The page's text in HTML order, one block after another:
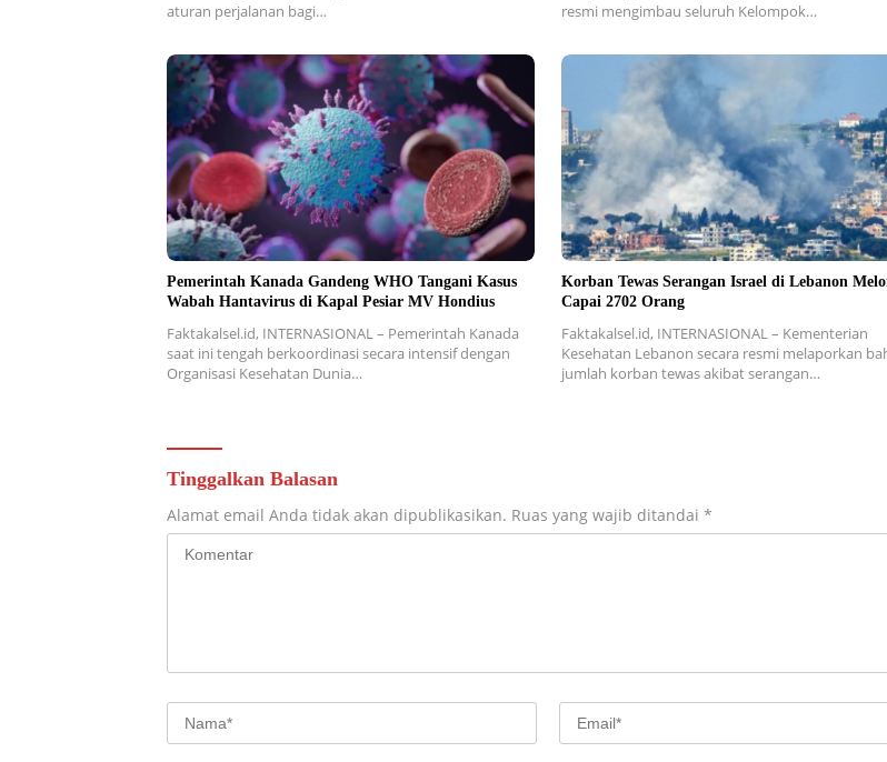
aturan perjalanan bagi…
resmi mengimbau seluruh Kelompok…
Pemerintah Kanada Gandeng WHO Tangani Kasus
Wabah Hantavirus di Kapal Pesiar MV Hondius
Faktakalsel.id, INTERNASIONAL – Pemerintah Kanada
saat ini tengah berkoordinasi secara intensif dengan
Organisasi Kesehatan Dunia…
Korban Tewas Serangan Israel di Lebanon
Capai 2702 Orang
Faktakalsel.id, INTERNASIONAL – Kementerian
Kesehatan Lebanon secara resmi melaporkan
jumlah korban tewas akibat serangan…
Tinggalkan Balasan
Alamat email Anda tidak akan dipublikasikan. Ruas yang wajib ditandai *